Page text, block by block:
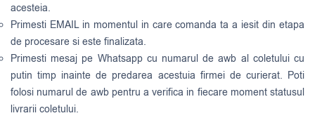
acesteia.
Primesti EMAIL in momentul in care comanda ta a iesit din etapa
de procesare si este finalizata.
Primesti mesaj pe Whatsapp cu numarul de awb al coletului cu
putin timp inainte de predarea acestuia firmei de curierat. Poti
folosi numarul de awb pentru a verifica in fiecare moment statusul
livrarii coletului.